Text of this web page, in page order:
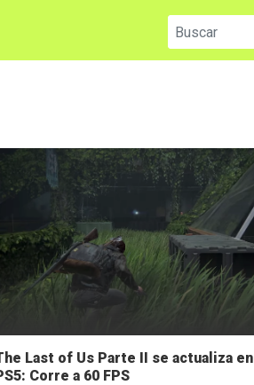
Last of Us Parte II se actualiza en
Corre a 60 FPS